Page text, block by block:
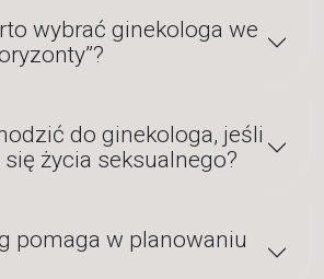
wybrać ginekologa we
do ginekologa, jeśli
życia seksualnego?
pomaga w planowaniu